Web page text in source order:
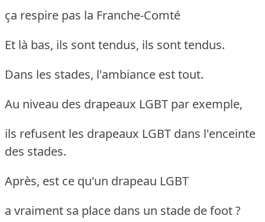
ça respire pas la Franche-Comté
Et là bas, ils sont tendus, ils sont tendus.
Dans les stades, l'ambiance est tout.
Au niveau des drapeaux LGBT par exemple,
ils refusent les drapeaux LGBT dans l'enceinte
des stades.
Après, est ce qu'un drapeau LGBT
a vraiment sa place dans un stade de foot ?